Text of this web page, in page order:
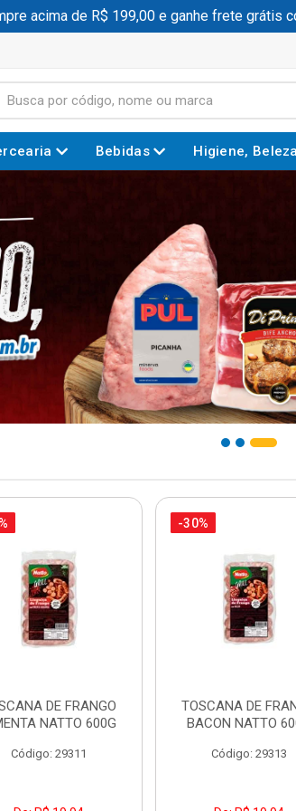
de R$ 199,00 e ganhe frete grátis com o
Bebidas Higiene,
DE FRANGO
NATTO 600G
Código: 29311
-30%
TOSCANA DE
BACON NATTO
Código: 29313